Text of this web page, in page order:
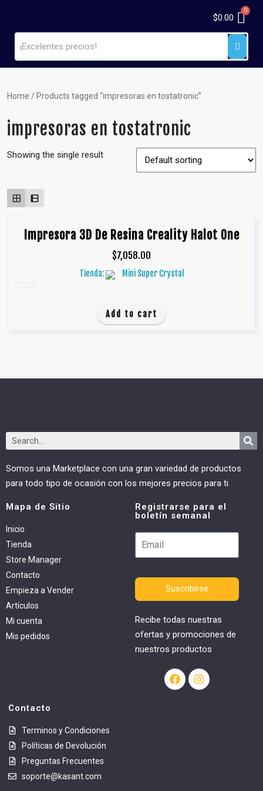
$0.00
Home / Products tagged “impresoras en tostatronic”
impresoras en tostatronic
Showing the single result
Impresora 3D De Resina Creality Halot One
$7,058.00
Tienda: Mini Super Crystal
Add to cart
Somos una Marketplace con una gran variedad de productos
para todo tipo de ocasión con los mejores precios para ti
Mapa de Sitio
Inicio
Tienda
Store Manager
Contacto
Empieza a Vender
Artículos
Mi cuenta
Mis pedidos
Registrarse para el
boletín semanal
Suscribirse
Recibe todas nuestras
ofertas y promociones de
nuestros productos
Contacto
Terminos y Condiciones
Políticas de Devolución
Preguntas Frecuentes
soporte@kasant.com